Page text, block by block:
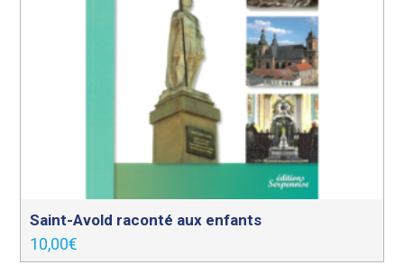
Saint-Avold raconté aux enfants
10,00€